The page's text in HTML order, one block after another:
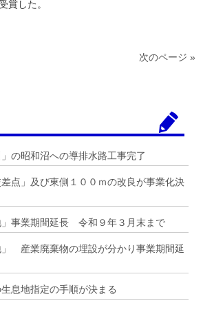
賞した。
次のページ »
の昭和沼への導排水路工事完了
差点」及び東側１００ｍの改良が事業化決
」事業期間延長 令和９年３月末まで
」 産業廃棄物の埋設が分かり事業期間延
息地指定の手順が決まる